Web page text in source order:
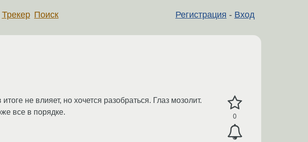
Регистрация - Вход
Трекер Поиск
0
не влияет, но хочется разобраться. Глаз мозолит.
все в порядке.